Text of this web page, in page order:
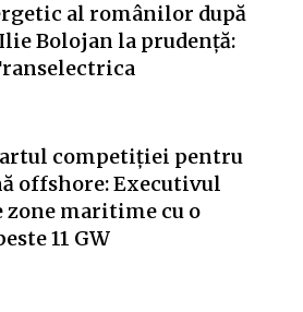
al românilor după
Bolojan la prudență:
competiției pentru
offshore: Executivul
zone maritime cu o
11 GW